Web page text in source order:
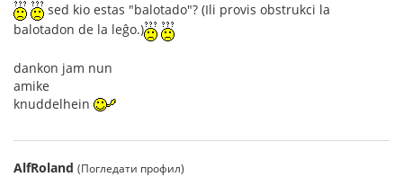
sed kio estas "balotado"? (Ili provis obstrukci la
balotadon de la leĝo.)
dankon jam nun
amike
knuddelhein
AlfRoland (Погледати профил)